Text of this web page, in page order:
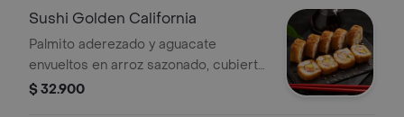
textura suave.
Sushi Golden California
Palmito aderezado y aguacate
envueltos en arroz sazonado, cubierto
con una capa crujiente de tempura y
$ 32.900